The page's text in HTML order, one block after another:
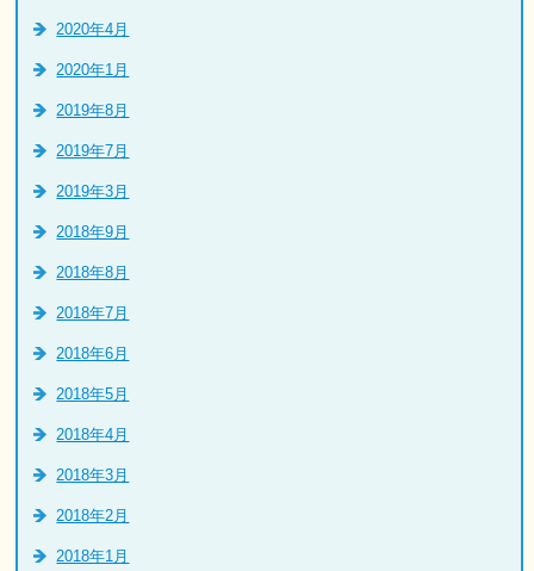
2020年4月
2020年1月
2019年8月
2019年7月
2019年3月
2018年9月
2018年8月
2018年7月
2018年6月
2018年5月
2018年4月
2018年3月
2018年2月
2018年1月